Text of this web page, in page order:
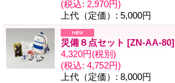
(税込: 2,970円)
上代（定価） : 5,000円
災備８点セット [ZN-AA-80]
4,320円(税別)
(税込: 4,752円)
上代（定価） : 8,000円